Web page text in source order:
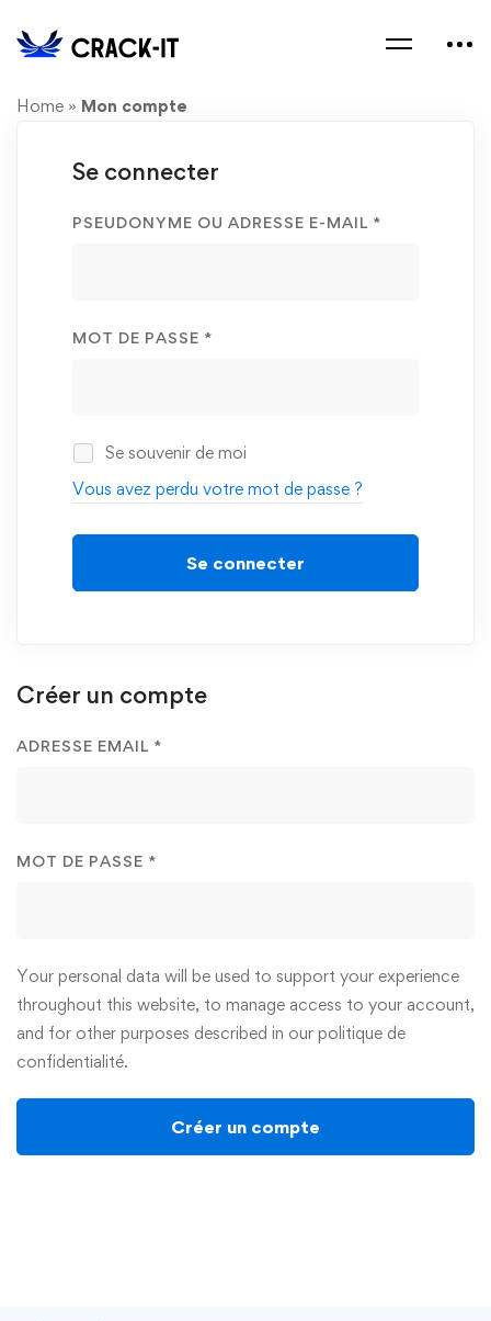
Home » Mon compte
Se connecter
PSEUDONYME OU ADRESSE E-MAIL *
MOT DE PASSE *
Se souvenir de moi
Vous avez perdu votre mot de passe ?
Se connecter
Créer un compte
ADRESSE EMAIL *
MOT DE PASSE *
Your personal data will be used to support your experience
throughout this website, to manage access to your account,
and for other purposes described in our politique de
confidentialité.
Créer un compte